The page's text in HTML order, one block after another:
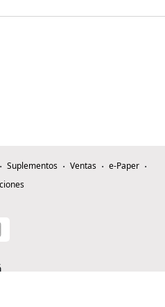
Suplementos Ventas
e-Paper